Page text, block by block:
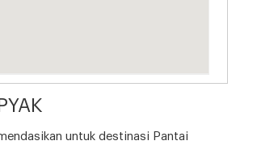
untuk destinasi Pantai